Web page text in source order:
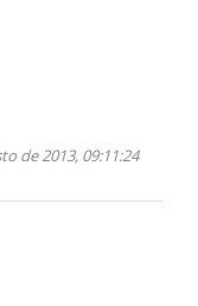
de 2013, 09:11:24